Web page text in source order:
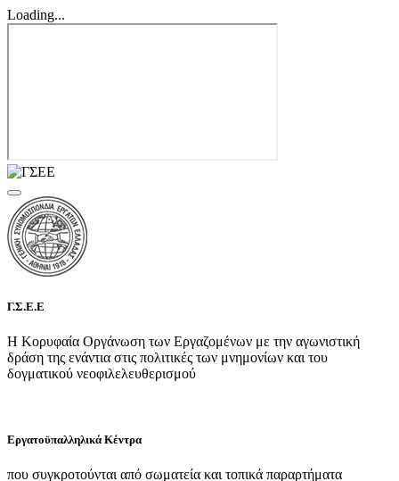
Loading...
Γ.Σ.Ε.Ε
Η Κορυφαία Οργάνωση των Εργαζομένων με την αγωνιστική
δράση της ενάντια στις πολιτικές των μνημονίων και του
δογματικού νεοφιλελευθερισμού
Εργατοϋπαλληλικά Κέντρα
που συγκροτούνται από σωματεία και τοπικά παραρτήματα